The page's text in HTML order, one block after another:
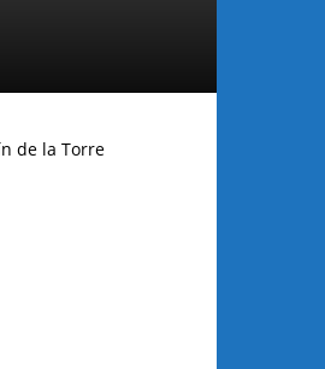
de la Torre